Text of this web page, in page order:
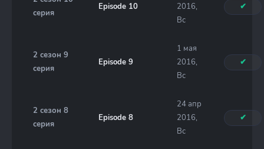
серия
Episode 10
2016,
Вс
✔
2 сезон 9
серия
Episode 9
1 мая
2016,
Вс
✔
2 сезон 8
серия
Episode 8
24 апр
2016,
Вс
✔